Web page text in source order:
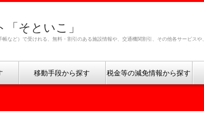
そといこ」
など）で受けれる、無料・割引のある施設情報や、交通機関割引、その他各サービス
移動手段から探す 税金等の減免情報から探す